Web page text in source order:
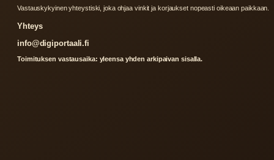
Vastauskykyinen yhteystiski, joka ohjaa vinkit ja korjaukset nopeasti oikeaan paikkaan.
Yhteys
info@digiportaali.fi
Toimituksen vastausaika: yleensa yhden arkipaivan sisalla.